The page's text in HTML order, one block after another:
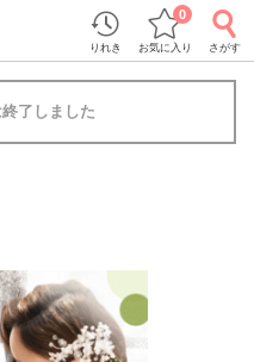
りれき お気に入り
0
さがす
了しました